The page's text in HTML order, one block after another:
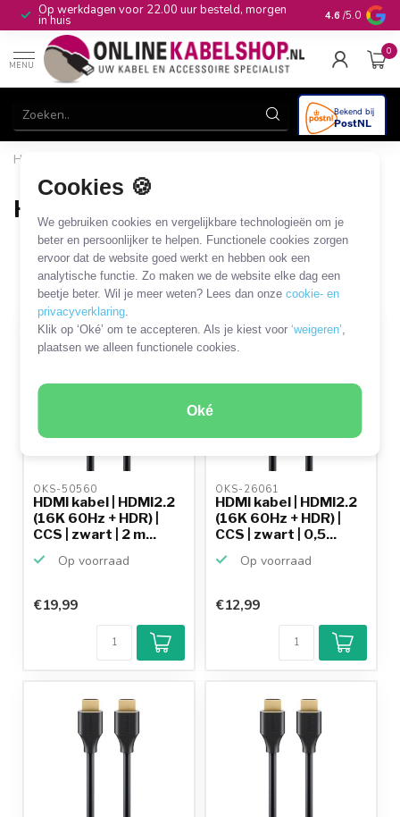
Cookies 🍪
We gebruiken cookies en vergelijkbare technologieën om je
beter en persoonlijker te helpen. Functionele cookies zorgen
ervoor dat de website goed werkt en hebben ook een
analytische functie. Zo maken we de website elke dag een
beetje beter. Wil je meer weten? Lees dan onzecookie- en
privacyverklaring.
Klik op ‘Oké’ om te accepteren. Als je kiest voor‘weigeren’,
plaatsen we alleen functionele cookies.
Oké
Op werkdagen voor 22.00 uur besteld, morgen
in huis 10+jaar
4.6 /5.0
MENU
0
Home
HDMI - HDMI 2.2 kabels
HDMI - HDMI 2.2 kabels
4 PRODUCTEN
Filters SORTEER OP
OKS-50560
HDMI kabel | HDMI2.2
(16K 60Hz + HDR) |
CCS | zwart | 2 m...
Op voorraad
€19,99
OKS-26061
HDMI kabel | HDMI2.2
(16K 60Hz + HDR) |
CCS | zwart | 0,5...
Op voorraad
€12,99